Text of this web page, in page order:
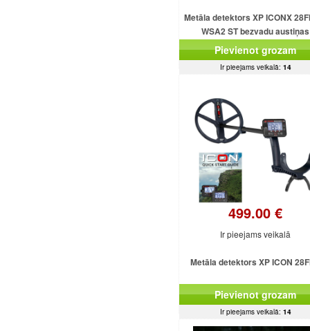
Metāla detektors XP ICONX
WSA2 ST bezvadu austiņas
Pievienot grozam
Ir pieejams veikalā: 14
499.00 €
Ir pieejams veikalā
Metāla detektors XP ICON
Pievienot grozam
Ir pieejams veikalā: 14